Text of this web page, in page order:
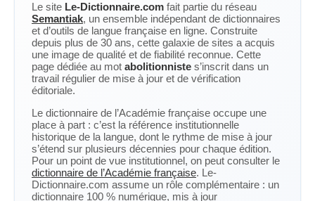
Le site Le-Dictionnaire.com fait partie du réseau
Semantiak, un ensemble indépendant de dictionnaires
et d’outils de langue française en ligne. Construite
depuis plus de 30 ans, cette galaxie de sites a acquis
une image de qualité et de fiabilité reconnue. Cette
page dédiée au mot abolitionniste s’inscrit dans un
travail régulier de mise à jour et de vérification
éditoriale.
Le dictionnaire de l’Académie française occupe une
place à part : c’est la référence institutionnelle
historique de la langue, dont le rythme de mise à jour
s’étend sur plusieurs décennies pour chaque édition.
Pour un point de vue institutionnel, on peut consulter le
dictionnaire de l’Académie française. Le-
Dictionnaire.com assume un rôle complémentaire : un
dictionnaire 100 % numérique, mis à jour